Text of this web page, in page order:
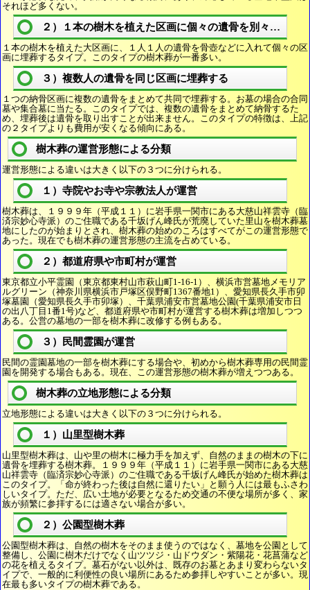
それほど多くない。
２）１本の樹木を植えた区画に個々の遺骨を別々に埋葬
１本の樹木を植えた大区画に、１人１人の遺骨を骨壺などに入れて個々の区
画に埋葬するタイプ。このタイプの樹木葬が一番多い。
３）複数人の遺骨を同じ区画に埋葬する
１つの納骨区画に複数の遺骨をまとめて共同で埋葬する。お墓の場合の合同
墓や集合墓に当たる。このタイプでは、複数の遺骨をまとめて納骨するた
め、埋葬後は遺骨を取り出すことが出来ません。このタイプの特徴は、上記
の２タイプよりも費用が安くなる傾向にある。
樹木葬の運営形態による分類
運営形態による違いは大きく以下の３つに分けられる。
１）寺院やお寺や宗教法人が運営
樹木葬は、１９９９年（平成１１）に岩手県一関市にある大慈山祥雲寺（臨
済宗妙心寺派）のご住職である千坂げん峰氏が荒廃していた里山を樹木葬墓
地にしたのが始まりとされ、樹木葬の始めのころはすべてがこの運営形態で
あった。現在でも樹木葬の運営形態の主流を占めている。
２）都道府県や市町村が運営
東京都立小平霊園（東京都東村山市萩山町1-16-1）、横浜市営墓地メモリア
ルグリーン（神奈川県横浜市戸塚区俣野町1367番地1）、愛知県長久手市卯
塚墓園（愛知県長久手市卯塚）、千葉県浦安市営墓地公園(千葉県浦安市日
の出八丁目1番1号)など、都道府県や市町村が運営する樹木葬は増加しつつ
ある。公営の墓地の一部を樹木葬に改修する例もある。
３）民間霊園が運営
民間の霊園墓地の一部を樹木葬にする場合や、初めから樹木葬専用の民間霊
園を開発する場合もある。現在、この運営形態の樹木葬が増えつつある。
樹木葬の立地形態による分類
立地形態による違いは大きく以下の３つに分けられる。
１）山里型樹木葬
山里型樹木葬は、山や里の樹木に極力手を加えず、自然のままの樹木の下に
遺骨を埋葬する樹木葬。１９９９年（平成１１）に岩手県一関市にある大慈
山祥雲寺（臨済宗妙心寺派）のご住職である千坂げん峰氏が始めた樹木葬は
このタイプ。「命が終わった後は自然に還りたい」と願う人には最もふさわ
しいタイプ。ただ、広い土地が必要となるため交通の不便な場所が多く、家
族が頻繁に参拝するには適さない場合が多い。
２）公園型樹木葬
公園型樹木葬は、自然の樹木をそのまま使うのではなく、墓地を公園として
整備し、公園に樹木だけでなく山ツツジ・山ドウダン・紫陽花・花菖蒲など
の花を植えるタイプ。墓石がない以外は、既存のお墓とあまり変わらないタ
イプで、一般的に利便性の良い場所にあるため参拝しやすいことが多い。現
在最も多いタイプの樹木葬である。